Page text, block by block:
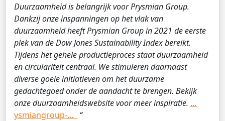
Duurzaamheid is belangrijk voor Prysmian Group.
Dankzij onze inspanningen op het vlak van
duurzaamheid heeft Prysmian Group in 2021 de eerste
plek van de Dow Jones Sustainability Index bereikt.
Tijdens het gehele productieproces staat duurzaamheid
en circulariteit centraal. We stimuleren daarnaast
diverse goeie initiatieven om het duurzame
gedachtegoed onder de aandacht te brengen. Bekijk
onze duurzaamheidswebsite voor meer inspiratie. …
ysmiangroup-…_ ‘’